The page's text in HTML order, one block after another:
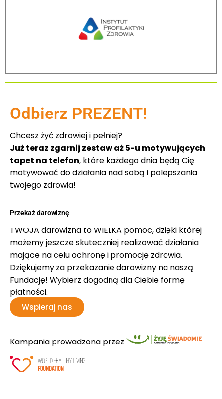
Odbierz PREZENT!
Chcesz żyć zdrowiej i pełniej?
Już teraz zgarnij zestaw aż 5-u motywujących
tapet na telefon, które każdego dnia będą Cię
motywować do działania nad sobą i polepszania
twojego zdrowia!
Przekaż darowiznę
TWOJA darowizna to WIELKA pomoc, dzięki której
możemy jeszcze skuteczniej realizować działania
mające na celu ochronę i promocję zdrowia.
Dziękujemy za przekazanie darowizny na naszą
Fundację! Wybierz dogodną dla Ciebie formę
płatności.
Wspieraj nas
Kampania prowadzona przez